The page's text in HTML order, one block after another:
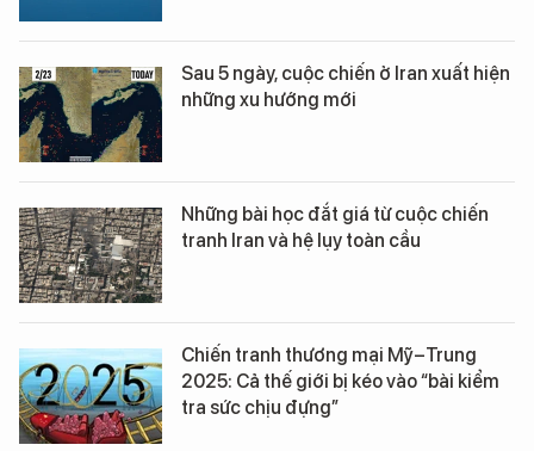
Sau 5 ngày, cuộc chiến ở Iran xuất hiện
những xu hướng mới
Những bài học đắt giá từ cuộc chiến
tranh Iran và hệ lụy toàn cầu
Chiến tranh thương mại Mỹ–Trung
2025: Cả thế giới bị kéo vào “bài kiểm
tra sức chịu đựng”